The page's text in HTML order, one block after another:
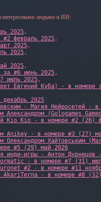
интересными людьми и ИИ:
2025,
февраль 2025,
2025,
2025,
2025,
за #6 июнь 2025,
июль 2025,
Евгений Куба) - в номере
2025
- Магия Нейросетей -
Александром (Gologames
Kio Kio - в номере #2 (26)
Anikey - в номере #3 (27)
Олександром Хайтовським
#5 (29) май 2026
инди-игры - Антон
- в номере #7 (31)
#2 - в номере #11
AkariTerna - в номере #8